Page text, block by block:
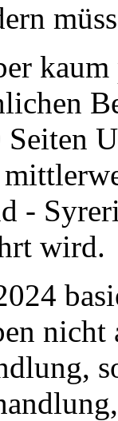
Seiten
-
wird.